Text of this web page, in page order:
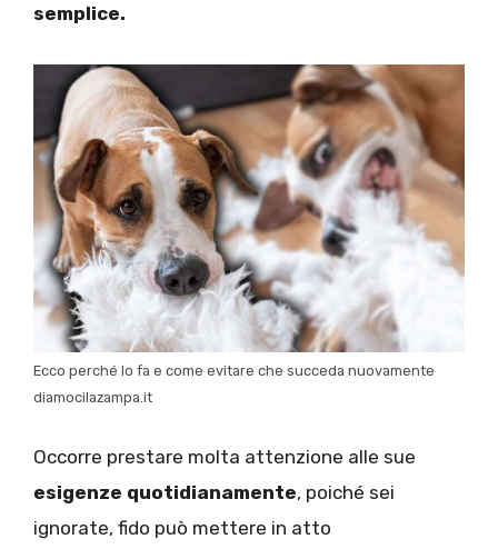
semplice.
Ecco perché lo fa e come evitare che succeda nuovamente
diamocilazampa.it
Occorre prestare molta attenzione alle sue
esigenze quotidianamente, poiché sei
ignorate, fido può mettere in atto